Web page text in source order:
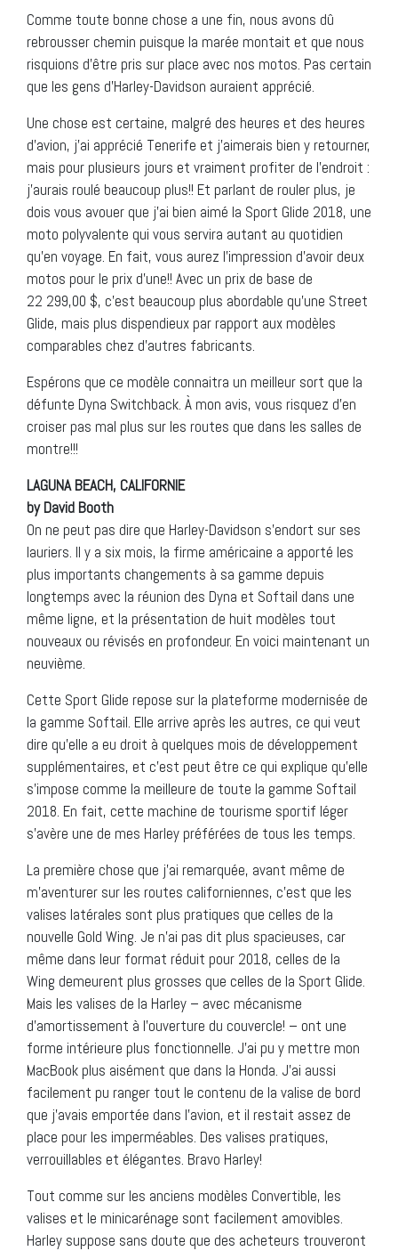
Comme toute bonne chose a une fin, nous avons dû
rebrousser chemin puisque la marée montait et que nous
risquions d’être pris sur place avec nos motos. Pas certain
que les gens d’Harley-Davidson auraient apprécié.
Une chose est certaine, malgré des heures et des heures
d’avion, j’ai apprécié Tenerife et j’aimerais bien y retourner,
mais pour plusieurs jours et vraiment profiter de l’endroit :
j’aurais roulé beaucoup plus!! Et parlant de rouler plus, je
dois vous avouer que j’ai bien aimé la Sport Glide 2018, une
moto polyvalente qui vous servira autant au quotidien
qu’en voyage. En fait, vous aurez l’impression d’avoir deux
motos pour le prix d’une!! Avec un prix de base de
22 299,00 $, c’est beaucoup plus abordable qu’une Street
Glide, mais plus dispendieux par rapport aux modèles
comparables chez d’autres fabricants.
Espérons que ce modèle connaitra un meilleur sort que la
défunte Dyna Switchback. À mon avis, vous risquez d’en
croiser pas mal plus sur les routes que dans les salles de
montre!!!
LAGUNA BEACH, CALIFORNIE
by David Booth
On ne peut pas dire que Harley-Davidson s’endort sur ses
lauriers. Il y a six mois, la firme américaine a apporté les
plus importants changements à sa gamme depuis
longtemps avec la réunion des Dyna et Softail dans une
même ligne, et la présentation de huit modèles tout
nouveaux ou révisés en profondeur. En voici maintenant un
neuvième.
Cette Sport Glide repose sur la plateforme modernisée de
la gamme Softail. Elle arrive après les autres, ce qui veut
dire qu’elle a eu droit à quelques mois de développement
supplémentaires, et c’est peut être ce qui explique qu’elle
s’impose comme la meilleure de toute la gamme Softail
2018. En fait, cette machine de tourisme sportif léger
s’avère une de mes Harley préférées de tous les temps.
La première chose que j’ai remarquée, avant même de
m’aventurer sur les routes californiennes, c’est que les
valises latérales sont plus pratiques que celles de la
nouvelle Gold Wing. Je n’ai pas dit plus spacieuses, car
même dans leur format réduit pour 2018, celles de la
Wing demeurent plus grosses que celles de la Sport Glide.
Mais les valises de la Harley – avec mécanisme
d’amortissement à l’ouverture du couvercle! – ont une
forme intérieure plus fonctionnelle. J’ai pu y mettre mon
MacBook plus aisément que dans la Honda. J’ai aussi
facilement pu ranger tout le contenu de la valise de bord
que j’avais emportée dans l’avion, et il restait assez de
place pour les imperméables. Des valises pratiques,
verrouillables et élégantes. Bravo Harley!
Tout comme sur les anciens modèles Convertible, les
valises et le minicarénage sont facilement amovibles.
Harley suppose sans doute que des acheteurs trouveront